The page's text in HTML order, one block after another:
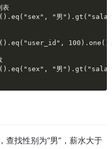
表
"男
"男
查找性别为“男”，薪水大于